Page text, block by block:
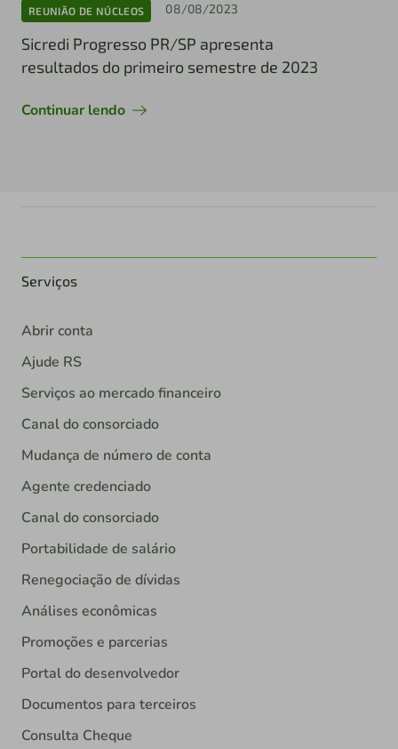
REUNIÃO DE NÚCLEOS 08/08/2023
Sicredi Progresso PR/SP apresenta
resultados do primeiro semestre de 2023
Continuar lendo
Serviços
Abrir conta
Ajude RS
Serviços ao mercado financeiro
Canal do consorciado
Mudança de número de conta
Agente credenciado
Canal do consorciado
Portabilidade de salário
Renegociação de dívidas
Análises econômicas
Promoções e parcerias
Portal do desenvolvedor
Documentos para terceiros
Consulta Cheque